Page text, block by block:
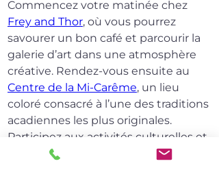
Commencez votre matinée chez
Frey and Thor, où vous pourrez
savourer un bon café et parcourir la
galerie d’art dans une atmosphère
créative. Rendez-vous ensuite au
Centre de la Mi-Carême, un lieu
coloré consacré à l’une des traditions
acadiennes les plus originales.
Participez aux activités culturelles et
découvrez les différentes facettes de